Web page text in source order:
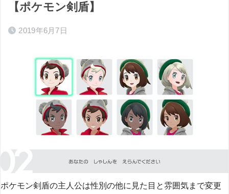
【ポケモン剣盾】
2019年6月7日
ポケモン剣盾の主人公は性別の他に見た目と雰囲気まで変更